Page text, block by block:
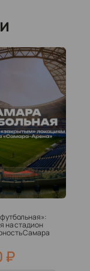
на стадион
Самара
₽